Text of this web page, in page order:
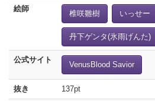
絵師
椎咲雛樹 いっせー
丹下ゲンタ(氷雨げんた)
公式サイト
VenusBlood Savior
抜き 137pt